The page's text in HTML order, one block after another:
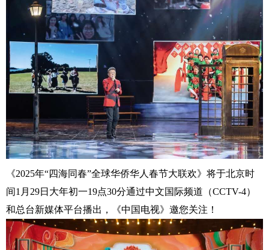
《2025年“四海同春”全球华侨华人春节大联欢》将于北京时
间1月29日大年初一19点30分通过中文国际频道（CCTV-4）
和总台新媒体平台播出，《中国电视》邀您关注！